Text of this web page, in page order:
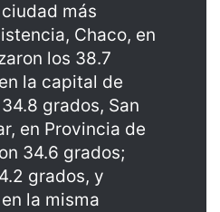
más
Chaco, en
los 38.7
la capital de
grados, San
en Provincia de
34.6 grados;
grados, y
la misma